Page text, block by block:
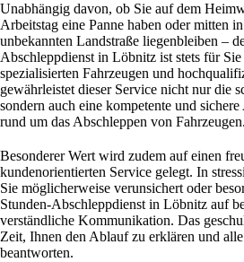
Unabhängig davon, ob Sie auf dem
Arbeitstag eine Panne haben oder mitten
unbekannten Landstraße liegenbleiben –
Abschleppdienst in Löbnitz ist stets für
spezialisierten Fahrzeugen und
gewährleistet dieser Service nicht nur die
sondern auch eine kompetente und
rund um das Abschleppen von Fahrzeugen.
Besonderer Wert wird zudem auf einen
kundenorientierten Service gelegt. In
Sie möglicherweise verunsichert oder
Stunden-Abschleppdienst in Löbnitz auf
verständliche Kommunikation. Das
Zeit, Ihnen den Ablauf zu erklären und
beantworten.